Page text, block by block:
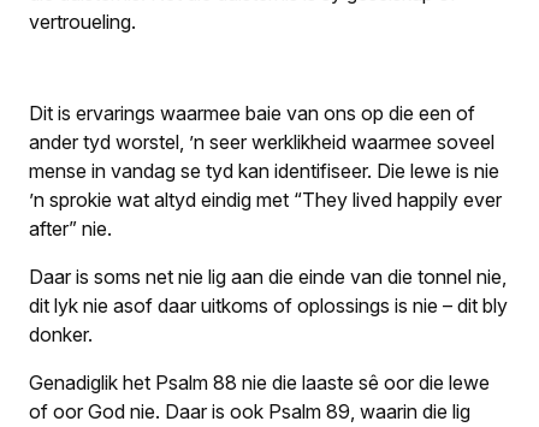
vertroueling.
Dit is ervarings waarmee baie van ons op die een of
ander tyd worstel, ’n seer werklikheid waarmee soveel
mense in vandag se tyd kan identifiseer. Die lewe is nie
’n sprokie wat altyd eindig met “They lived happily ever
after” nie.
Daar is soms net nie lig aan die einde van die tonnel nie,
dit lyk nie asof daar uitkoms of oplossings is nie – dit bly
donker.
Genadiglik het Psalm 88 nie die laaste sê oor die lewe
of oor God nie. Daar is ook Psalm 89, waarin die lig